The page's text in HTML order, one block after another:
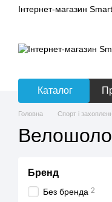
Перейти до основного
Інтернет-магазин
Каталог
Головна Спорт і
Бренд
Без бренда 2